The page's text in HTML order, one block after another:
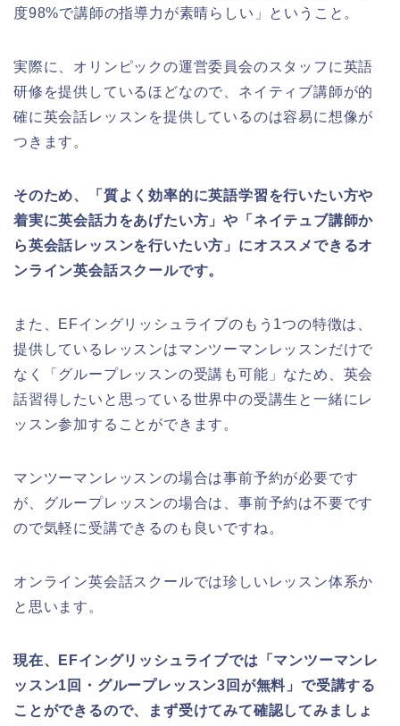
度98%で講師の指導力が素晴らしい」ということ。
実際に、オリンピックの運営委員会のスタッフに英語
研修を提供しているほどなので、ネイティブ講師が的
確に英会話レッスンを提供しているのは容易に想像が
つきます。
そのため、「質よく効率的に英語学習を行いたい方や
着実に英会話力をあげたい方」や「ネイテュブ講師か
ら英会話レッスンを行いたい方」にオススメできるオ
ンライン英会話スクールです。
また、EFイングリッシュライブのもう1つの特徴は、
提供しているレッスンはマンツーマンレッスンだけで
なく「グループレッスンの受講も可能」なため、英会
話習得したいと思っている世界中の受講生と一緒にレ
ッスン参加することができます。
マンツーマンレッスンの場合は事前予約が必要です
が、グループレッスンの場合は、事前予約は不要です
ので気軽に受講できるのも良いですね。
オンライン英会話スクールでは珍しいレッスン体系か
と思います。
現在、EFイングリッシュライブでは「マンツーマンレ
ッスン1回・グループレッスン3回が無料」で受講する
ことができるので、まず受けてみて確認してみましょ